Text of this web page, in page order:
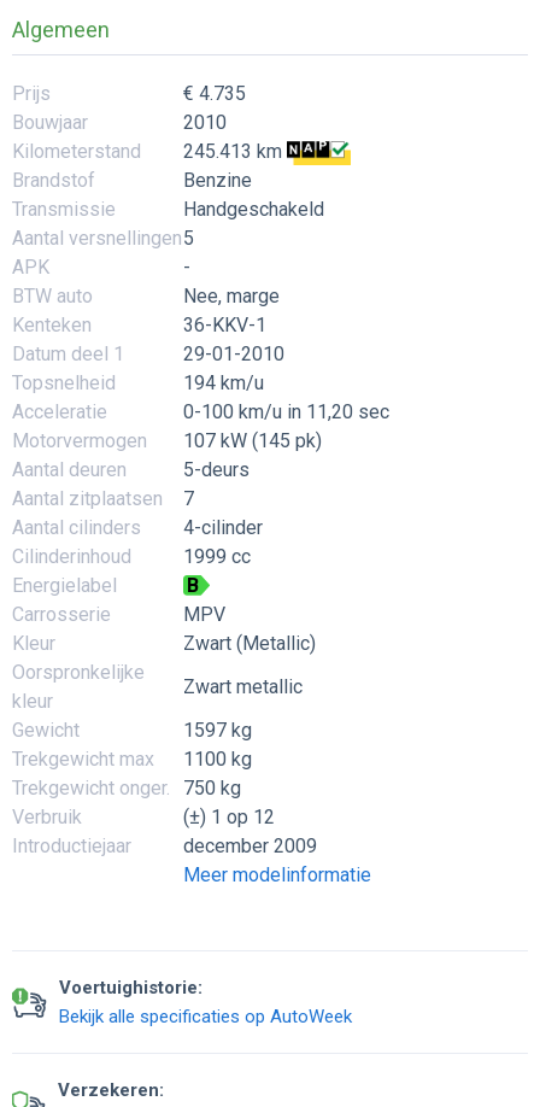
Algemeen
Prijs
€ 4.735
Bouwjaar
2010
Kilometerstand
245.413 km
Brandstof
Benzine
Transmissie
Handgeschakeld
Aantal versnellingen5
APK
-
BTW auto
Nee, marge
Kenteken
36-KKV-1
Datum deel 1
29-01-2010
Topsnelheid
194 km/u
Acceleratie
0-100 km/u in 11,20 sec
Motorvermogen
107 kW (145 pk)
Aantal deuren
5-deurs
Aantal zitplaatsen
7
Aantal cilinders
4-cilinder
Cilinderinhoud
1999 cc
Energielabel
B
Carrosserie
MPV
Kleur
Zwart (Metallic)
Oorspronkelijke
kleur
Zwart metallic
Gewicht
1597 kg
Trekgewicht max
1100 kg
Trekgewicht onger.
750 kg
Verbruik
(±) 1 op 12
Introductiejaar
december 2009
Meer modelinformatie
Voertuighistorie:
Bekijk alle specificaties op AutoWeek
Verzekeren: